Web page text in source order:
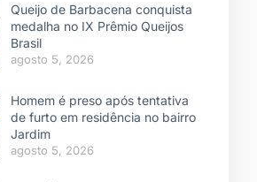
Queijo de Barbacena conquista
medalha no IX Prêmio Queijos
Brasil
agosto 5, 2026
Homem é preso após tentativa
de furto em residência no bairro
Jardim
agosto 5, 2026